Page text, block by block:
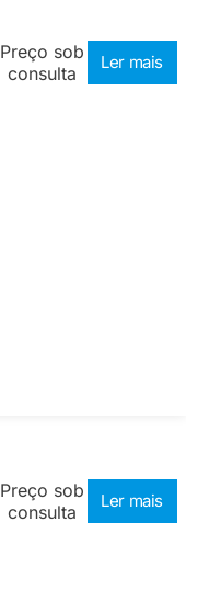
Preço sob
consulta
Ler mais
Preço sob
consulta
Ler mais